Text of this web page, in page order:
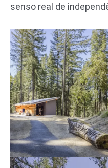
senso real de